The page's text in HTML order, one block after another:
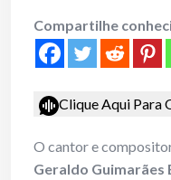
Compartilhe
Clique Aqui Para
O cantor e
Geraldo Guimarães